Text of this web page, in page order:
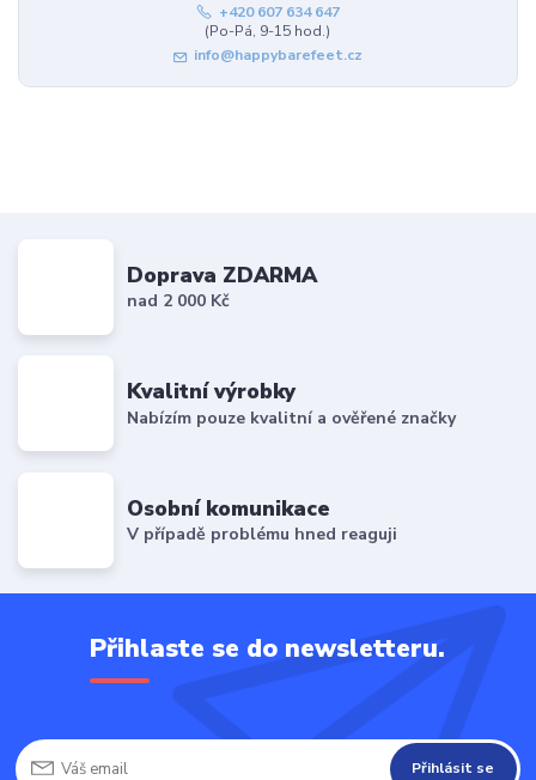
+420 607 634 647
(Po-Pá, 9-15 hod.)
info@happybarefeet.cz
Doprava ZDARMA
nad 2 000 Kč
Kvalitní výrobky
Nabízím pouze kvalitní a ověřené značky
Osobní komunikace
V případě problému hned reaguji
Přihlaste se do newsletteru.
Přihlásit se